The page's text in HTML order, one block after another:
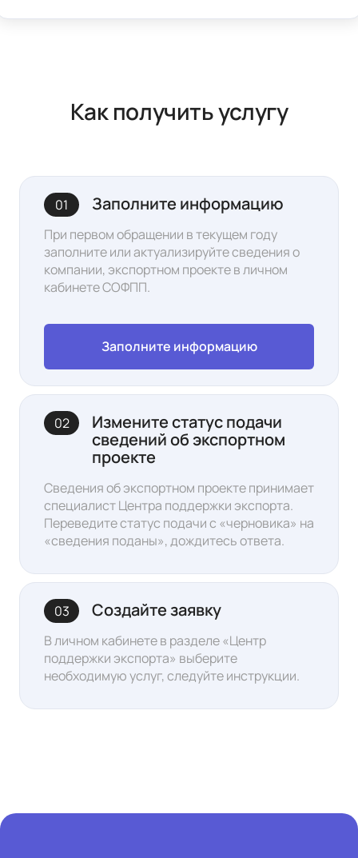
Как получить услугу
01 Заполните информацию
При первом обращении в текущем году
заполните или актуализируйте сведения о
компании, экспортном проекте в личном
кабинетеСОФПП.
Заполните информацию
02
Измените статус подачи
сведений об экспортном
проекте
Сведения об экспортном проекте принимает
специалист Центра поддержки экспорта.
Переведите статус подачи с «черновика» на
«сведения поданы», дождитесь ответа.
03 Создайте заявку
В личном кабинете в разделе «Центр
поддержки экспорта» выберите
необходимую услуг, следуйте инструкции.